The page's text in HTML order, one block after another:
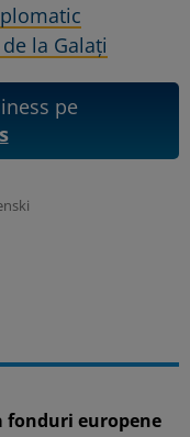
la Galați
pe
fonduri europene